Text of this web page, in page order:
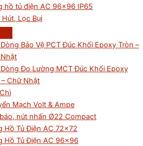
hồ tủ điện AC 96×96 IP65
Hút, Lọc Bụi
Bảo Vệ PCT Đúc Khối Epoxy Tròn –
Dòng Đo Lường MCT Đúc Khối Epoxy
Chữ Nhật
Mạch Volt & Ampe
nút nhấn Ø22 Compact
Hồ Tủ Điện AC 72×72
Hồ Tủ Điện AC 96×96